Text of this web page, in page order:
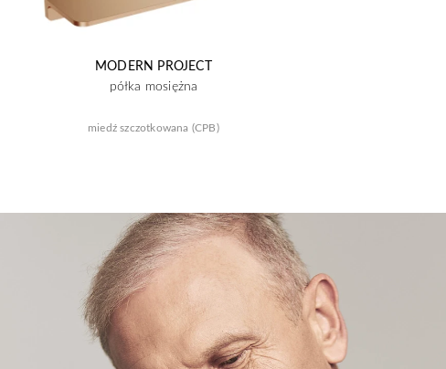
MODERN PROJECT
półka mosiężna
miedź szczotkowana (CPB)